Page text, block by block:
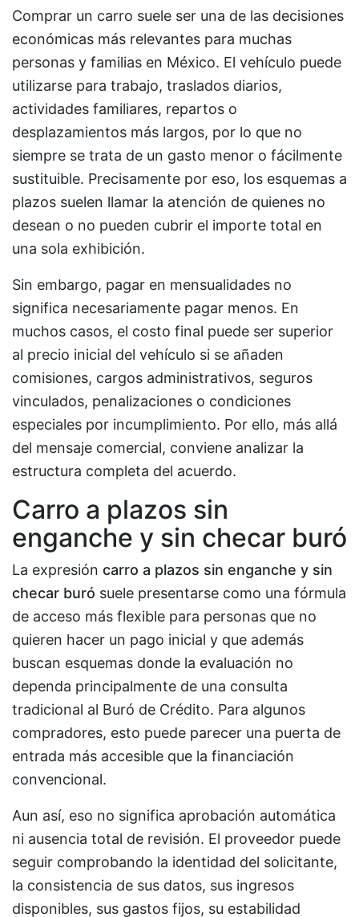
Comprar un carro suele ser una de las decisiones
económicas más relevantes para muchas
personas y familias en México. El vehículo puede
utilizarse para trabajo, traslados diarios,
actividades familiares, repartos o
desplazamientos más largos, por lo que no
siempre se trata de un gasto menor o fácilmente
sustituible. Precisamente por eso, los esquemas a
plazos suelen llamar la atención de quienes no
desean o no pueden cubrir el importe total en
una sola exhibición.
Sin embargo, pagar en mensualidades no
significa necesariamente pagar menos. En
muchos casos, el costo final puede ser superior
al precio inicial del vehículo si se añaden
comisiones, cargos administrativos, seguros
vinculados, penalizaciones o condiciones
especiales por incumplimiento. Por ello, más allá
del mensaje comercial, conviene analizar la
estructura completa del acuerdo.
Carro a plazos sin
enganche y sin checar buró
La expresión carro a plazos sin enganche y sin
checar buró suele presentarse como una fórmula
de acceso más flexible para personas que no
quieren hacer un pago inicial y que además
buscan esquemas donde la evaluación no
dependa principalmente de una consulta
tradicional al Buró de Crédito. Para algunos
compradores, esto puede parecer una puerta de
entrada más accesible que la financiación
convencional.
Aun así, eso no significa aprobación automática
ni ausencia total de revisión. El proveedor puede
seguir comprobando la identidad del solicitante,
la consistencia de sus datos, sus ingresos
disponibles, sus gastos fijos, su estabilidad